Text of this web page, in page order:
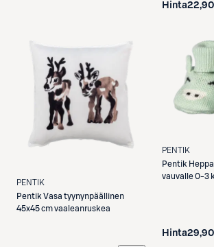
Hinta
PENTIK
Pentik Vasa tyynynpäällinen
45x45 cm vaaleanruskea
PENTIK
Pentik
vauvalle 0-3
Hinta